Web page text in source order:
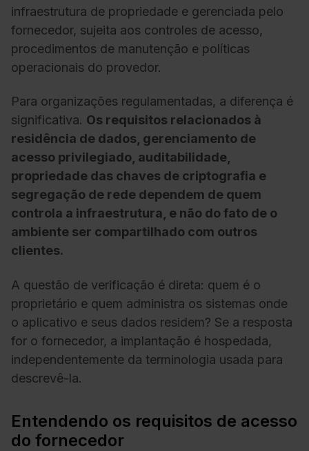
infraestrutura de propriedade e gerenciada pelo
fornecedor, sujeita aos controles de acesso,
procedimentos de manutenção e políticas
operacionais do provedor.
Para organizações regulamentadas, a diferença é
significativa. Os requisitos relacionados à
residência de dados, gerenciamento de
acesso privilegiado, auditabilidade,
propriedade das chaves de criptografia e
segregação de rede dependem de quem
controla a infraestrutura, e não do fato de o
ambiente ser compartilhado com outros
clientes.
A questão de verificação é direta: quem é o
proprietário e quem administra os sistemas onde
o aplicativo e seus dados residem? Se a resposta
for o fornecedor, a implantação é hospedada,
independentemente da terminologia usada para
descrevê-la.
Entendendo os requisitos de acesso
do fornecedor